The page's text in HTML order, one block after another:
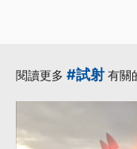
閱讀更多 #試射 有關